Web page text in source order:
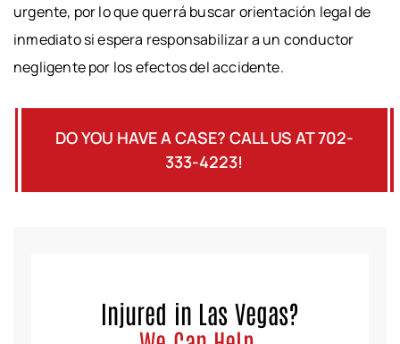
urgente, por lo que querrá buscar orientación legal de
inmediato si espera responsabilizar a un conductor
negligente por los efectos del accidente.
DO YOU HAVE A CASE? CALL US AT 702-
333-4223!
Injured in Las Vegas?